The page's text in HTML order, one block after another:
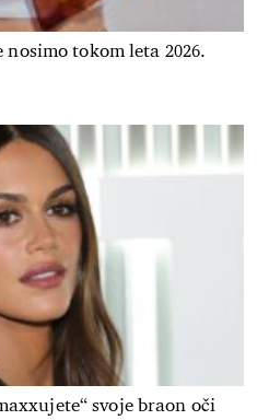
tokom leta 2026.
svoje braon oči